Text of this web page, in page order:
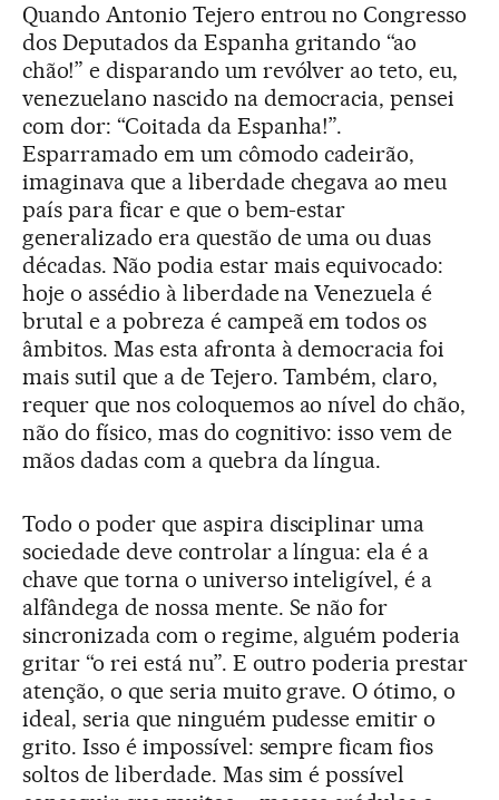
Quando Antonio Tejero entrou no Congresso
dos Deputados da Espanha gritando “ao
chão!” e disparando um revólver ao teto, eu,
venezuelano nascido na democracia, pensei
com dor: “Coitada da Espanha!”.
Esparramado em um cômodo cadeirão,
imaginava que a liberdade chegava ao meu
país para ficar e que o bem-estar
generalizado era questão de uma ou duas
décadas. Não podia estar mais equivocado:
hoje o assédio à liberdade na Venezuela é
brutal e a pobreza é campeã em todos os
âmbitos. Mas esta afronta à democracia foi
mais sutil que a de Tejero. Também, claro,
requer que nos coloquemos ao nível do chão,
não do físico, mas do cognitivo: isso vem de
mãos dadas com a quebra da língua.
Todo o poder que aspira disciplinar uma
sociedade deve controlar a língua: ela é a
chave que torna o universo inteligível, é a
alfândega de nossa mente. Se não for
sincronizada com o regime, alguém poderia
gritar “o rei está nu”. E outro poderia prestar
atenção, o que seria muito grave. O ótimo, o
ideal, seria que ninguém pudesse emitir o
grito. Isso é impossível: sempre ficam fios
soltos de liberdade. Mas sim é possível